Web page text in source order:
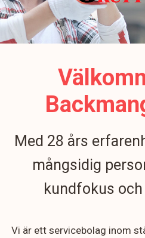
Med 28 års
mångsidig
kundfokus
Vi är ett servicebolag inom